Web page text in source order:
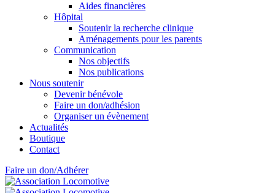
Aides financières
Hôpital
Soutenir la recherche clinique
Aménagements pour les parents
Communication
Nos objectifs
Nos publications
Nous soutenir
Devenir bénévole
Faire un don/adhésion
Organiser un évènement
Actualités
Boutique
Contact
Faire un don/Adhérer